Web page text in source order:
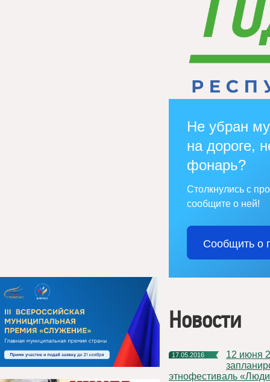
Не убран
на дороге,
фонарь?
Столкнулись с
сообщите о ней!
Сообщить о
Новости
17.05.2016
12 июня 2016 года на Стефановской площади г. Сыктывкар
этнофестиваль